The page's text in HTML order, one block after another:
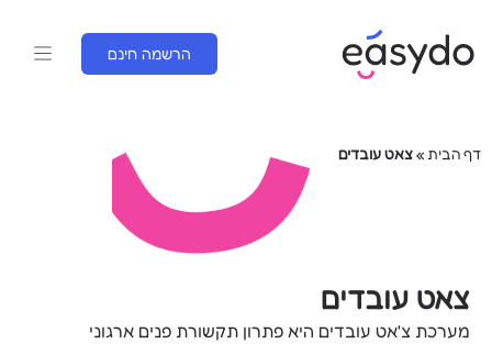
הרשמה חינם
דף הבית »צאט עובדים
צאט עובדים
מערכת צ'אט עובדים היא פתרון תקשורת פנים ארגוני